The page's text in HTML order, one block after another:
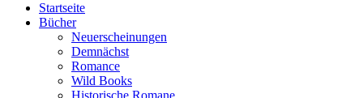
Startseite
Bücher
Neuerscheinungen
Demnächst
Romance
Wild Books